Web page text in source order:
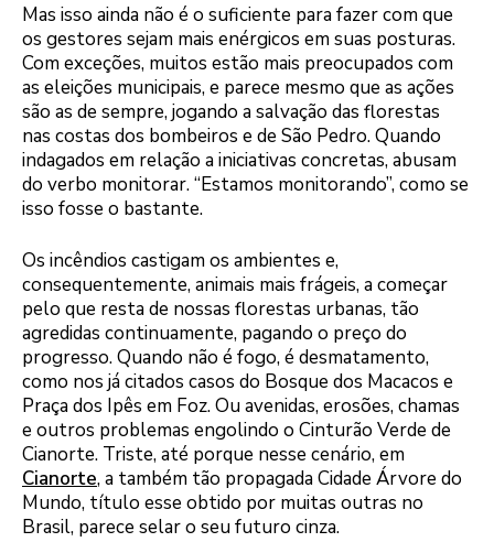
Mas isso ainda não é o suficiente para fazer com que
os gestores sejam mais enérgicos em suas posturas.
Com exceções, muitos estão mais preocupados com
as eleições municipais, e parece mesmo que as ações
são as de sempre, jogando a salvação das florestas
nas costas dos bombeiros e de São Pedro. Quando
indagados em relação a iniciativas concretas, abusam
do verbo monitorar. “Estamos monitorando”, como se
isso fosse o bastante.
Os incêndios castigam os ambientes e,
consequentemente, animais mais frágeis, a começar
pelo que resta de nossas florestas urbanas, tão
agredidas continuamente, pagando o preço do
progresso. Quando não é fogo, é desmatamento,
como nos já citados casos do Bosque dos Macacos e
Praça dos Ipês em Foz. Ou avenidas, erosões, chamas
e outros problemas engolindo o Cinturão Verde de
Cianorte. Triste, até porque nesse cenário, em
Cianorte, a também tão propagada Cidade Árvore do
Mundo, título esse obtido por muitas outras no
Brasil, parece selar o seu futuro cinza.